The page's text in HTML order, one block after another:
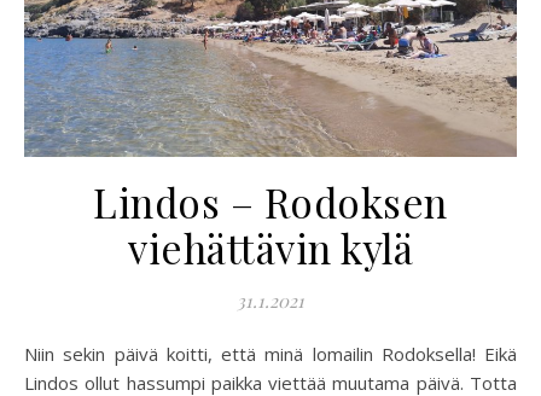
Lindos – Rodoksen
viehättävin kylä
31.1.2021
Niin sekin päivä koitti, että minä lomailin Rodoksella! Eikä
Lindos ollut hassumpi paikka viettää muutama päivä. Totta